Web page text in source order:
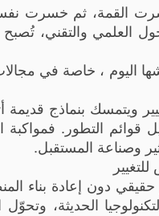
القمة، ثم خسرت
العلمي والتقني،
اليوم ، خاصة في
ويتمسك بنماذج
قوائم التطور.
وصناعة المستقبل.
دون إعادة بناء
الحديثة،